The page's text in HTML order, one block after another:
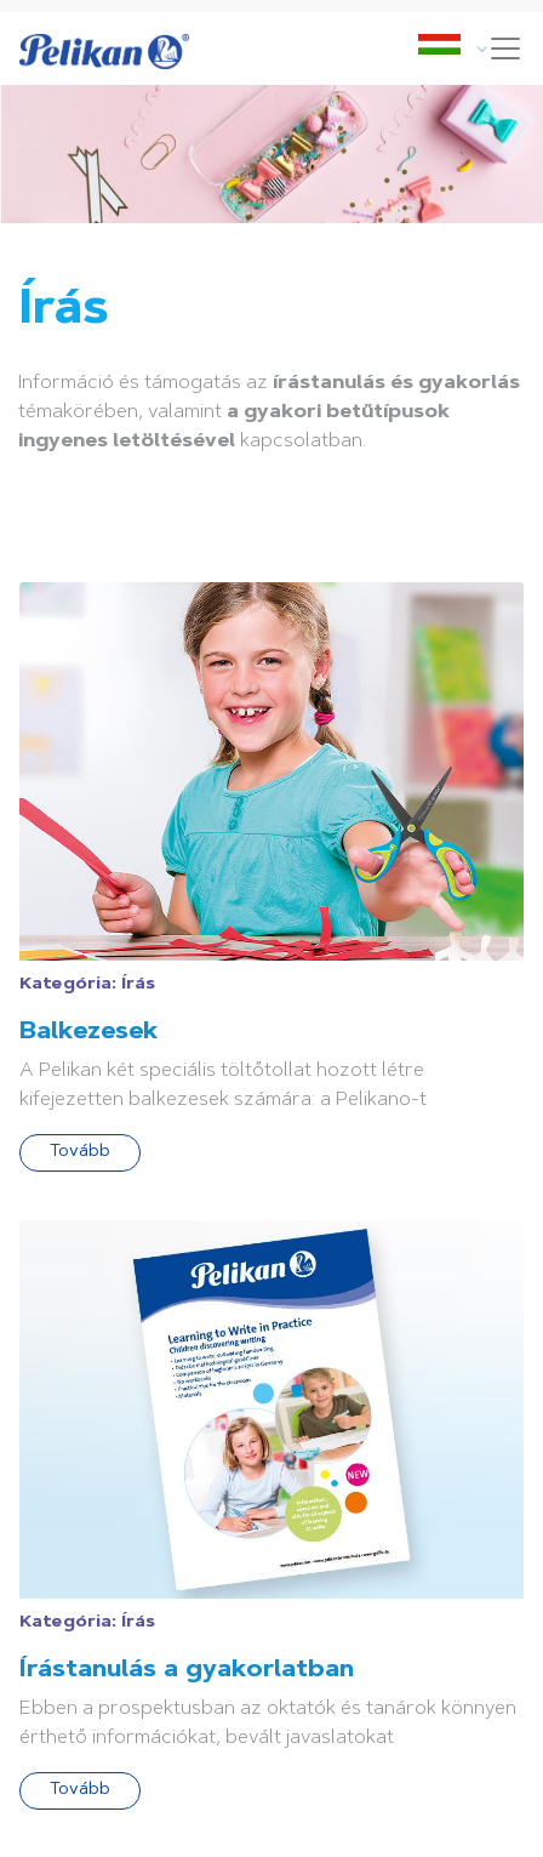
Írás
Információ és támogatás az írástanulás és gyakorlás
témakörében, valamint a gyakori betűtípusok
ingyenes letöltésével kapcsolatban.
Kategória: Írás
Balkezesek
A Pelikan két speciális töltőtollat hozott létre
kifejezetten balkezesek számára: a Pelikano-t
Tovább
Kategória: Írás
Írástanulás a gyakorlatban
Ebben a prospektusban az oktatók és tanárok könnyen
érthető információkat, bevált javaslatokat
Tovább